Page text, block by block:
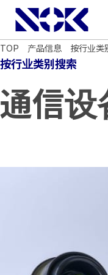
NOK株式会社
TOP 产品信息 按行业类
按行业类别搜索
通信设